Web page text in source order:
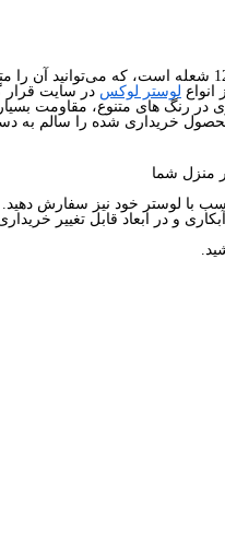
لوستر لوکس در سایت قرار
در رنگ های متنوع، مقاومت
منزل شما
با لوستر خود نیز سفارش دهید.
و در ابعاد قابل تغییر خریداری